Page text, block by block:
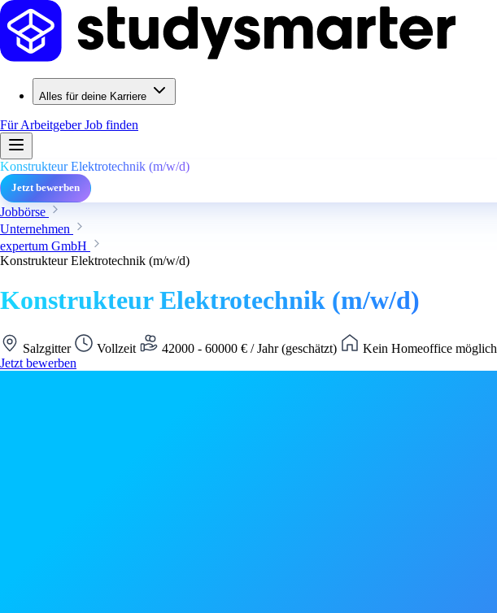
Alles für deine Karriere
Für ArbeitgeberJob finden
Konstrukteur Elektrotechnik (m/w/d)
Jetzt bewerben
Jobbörse
Unternehmen
expertum GmbH
Konstrukteur Elektrotechnik (m/w/d)
Konstrukteur Elektrotechnik (m/w/d)
Salzgitter Vollzeit 42000 - 60000 € / Jahr (geschätzt)
Kein Homeoffice möglich
Jetzt bewerben